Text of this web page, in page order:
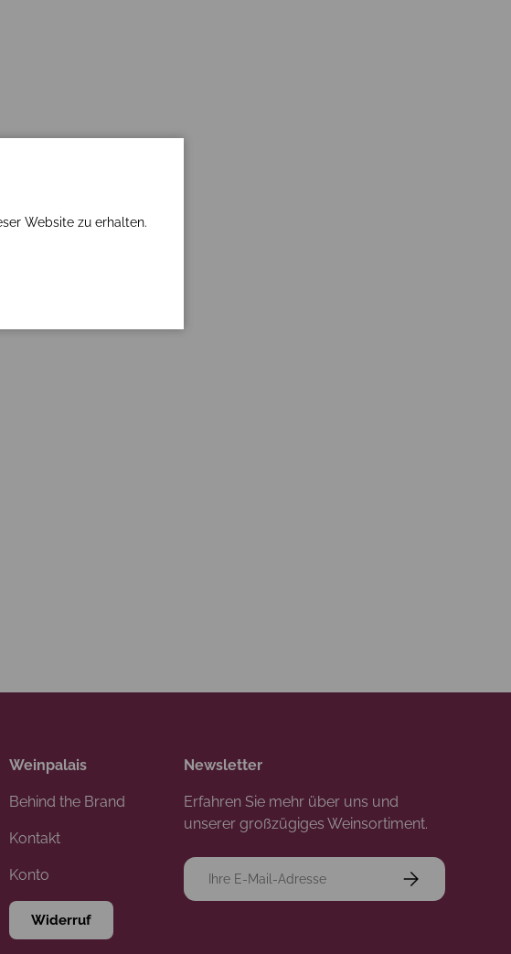
Website zu erhalten.
Weinpalais
Behind the Brand
Kontakt
Konto
Widerruf
Newsletter
Erfahren Sie mehr über uns und
unserer großzügiges Weinsortiment.
E-Mail
Abonnieren